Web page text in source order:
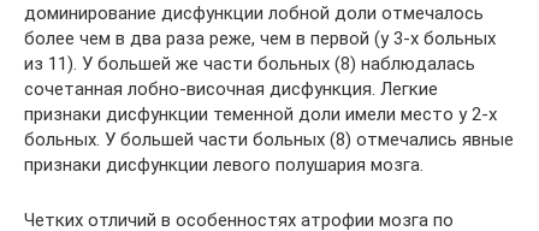
доминирование дисфункции лобной доли отмечалось
более чем в два раза реже, чем в первой (у 3-х больных
из 11). У большей же части больных (8) наблюдалась
сочетанная лобно-височная дисфункция. Легкие
признаки дисфункции теменной доли имели место у 2-х
больных. У большей части больных (8) отмечались явные
признаки дисфункции левого полушария мозга.
Четких отличий в особенностях атрофии мозга по